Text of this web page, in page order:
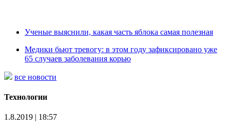
Ученые выяснили, какая часть яблока самая полезная
Медики бьют тревогу: в этом году зафиксировано уже
65 случаев заболевания корью
все новости
Технологии
1.8.2019 | 18:57